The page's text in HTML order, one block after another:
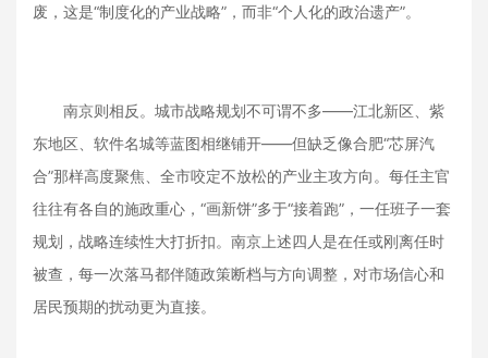
废，这是“制度化的产业战略”，而非“个人化的政治遗产”。
南京则相反。城市战略规划不可谓不多——江北新区、紫
东地区、软件名城等蓝图相继铺开——但缺乏像合肥“芯屏汽
合”那样高度聚焦、全市咬定不放松的产业主攻方向。每任主官
往往有各自的施政重心，“画新饼”多于“接着跑”，一任班子一套
规划，战略连续性大打折扣。南京上述四人是在任或刚离任时
被查，每一次落马都伴随政策断档与方向调整，对市场信心和
居民预期的扰动更为直接。